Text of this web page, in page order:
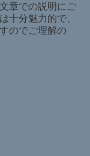
章での説明にご
十分魅力的で、
のでご理解の